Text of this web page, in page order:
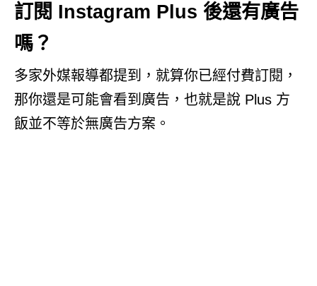
訂閱 Instagram Plus 後還有廣告
嗎？
多家外媒報導都提到，就算你已經付費訂閱，
那你還是可能會看到廣告，也就是說 Plus 方
飯並不等於無廣告方案。